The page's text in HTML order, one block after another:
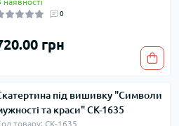
наявності
0
грн
під вишивку "Символи
та краси" СК-1635
товару: СК-1635